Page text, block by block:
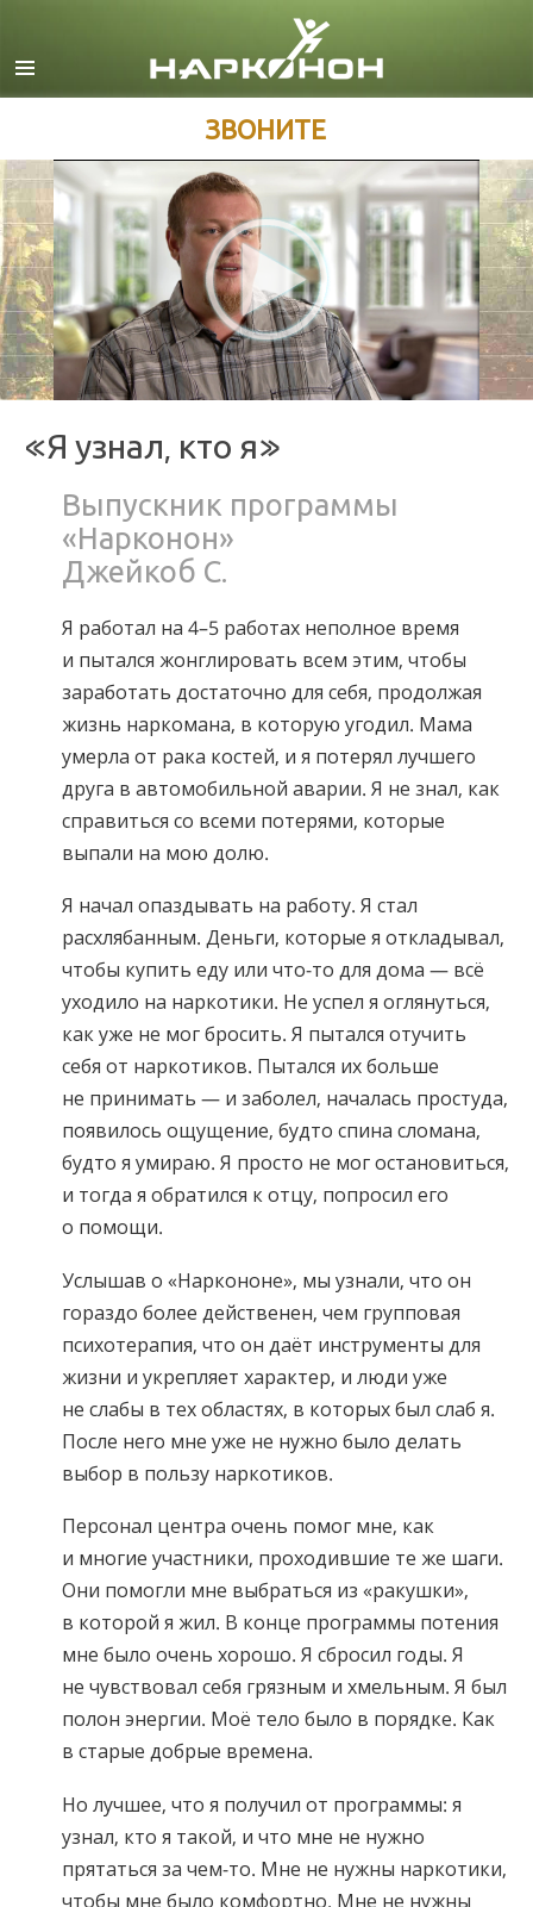
Датский
Греческий
Испанский
Французский
Иврит
Венгерский
Итальянский
Нидерландский
Русский
Шведский
Китайский
Арабский
Непальский
Турецкий
Все регионы/языки
ЗВОНИТЕ
«Я узнал, кто я»
Выпускник программы
«Нарконон»
Джейкоб С.
Я работал на 4–5 работах неполное время
и пытался жонглировать всем этим, чтобы
заработать достаточно для себя, продолжая
жизнь наркомана, в которую угодил. Мама
умерла от рака костей, и я потерял лучшего
друга в автомобильной аварии. Я не знал, как
справиться со всеми потерями, которые
выпали на мою долю.
Я начал опаздывать на работу. Я стал
расхлябанным. Деньги, которые я откладывал,
чтобы купить еду или что-то для дома — всё
уходило на наркотики. Не успел я оглянуться,
как уже не мог бросить. Я пытался отучить
себя от наркотиков. Пытался их больше
не принимать — и заболел, началась простуда,
появилось ощущение, будто спина сломана,
будто я умираю. Я просто не мог остановиться,
и тогда я обратился к отцу, попросил его
о помощи.
Услышав о «Наркононе», мы узнали, что он
гораздо более действенен, чем групповая
психотерапия, что он даёт инструменты для
жизни и укрепляет характер, и люди уже
не слабы в тех областях, в которых был слаб я.
После него мне уже не нужно было делать
выбор в пользу наркотиков.
Персонал центра очень помог мне, как
и многие участники, проходившие те же шаги.
Они помогли мне выбраться из «ракушки»,
в которой я жил. В конце программы потения
мне было очень хорошо. Я сбросил годы. Я
не чувствовал себя грязным и хмельным. Я был
полон энергии. Моё тело было в порядке. Как
в старые добрые времена.
Но лучшее, что я получил от программы: я
узнал, кто я такой, и что мне не нужно
прятаться за чем-то. Мне не нужны наркотики,
чтобы мне было комфортно. Мне не нужны